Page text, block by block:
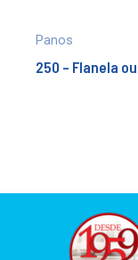
Panos
250 – Flanela